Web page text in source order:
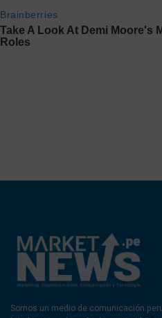
Somos un medio de comunicación